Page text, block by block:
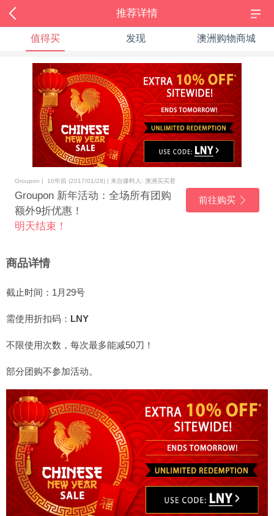
推荐详情
值得买 发现 澳洲购物商城
Groupon | 10年前 (2017/01/28) | 来自爆料人: 澳洲买买君
Groupon 新年活动：全场所有团购
额外9折优惠！
明天结束！
前往购买
商品详情
截止时间：1月29号
需使用折扣码： LNY
不限使用次数，每次最多能减50刀！
部分团购不参加活动。